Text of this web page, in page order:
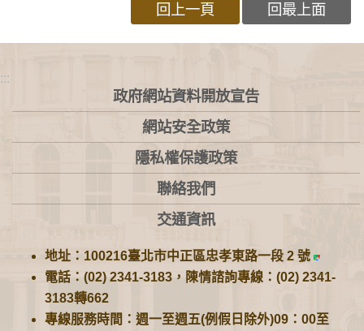
回上一頁 回最上面
:::
政府網站資料開放宣告
網站安全政策
隱私權保護政策
聯絡我們
交通資訊
地址：100216臺北市中正區忠孝東路一段 2 號
電話：(02) 2341-3183，陳情諮詢專線：(02) 2341-
3183轉662
專線服務時間：週一至週五(例假日除外)09：00至